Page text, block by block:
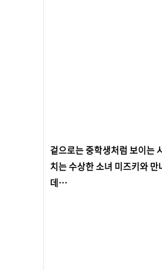
겉으로는 중학생처럼 보이는
치는 수상한 소녀 미즈키와
데…